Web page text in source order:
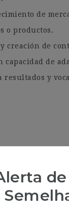
de
o productos.
creación de
capacidad de
y
altamente
de